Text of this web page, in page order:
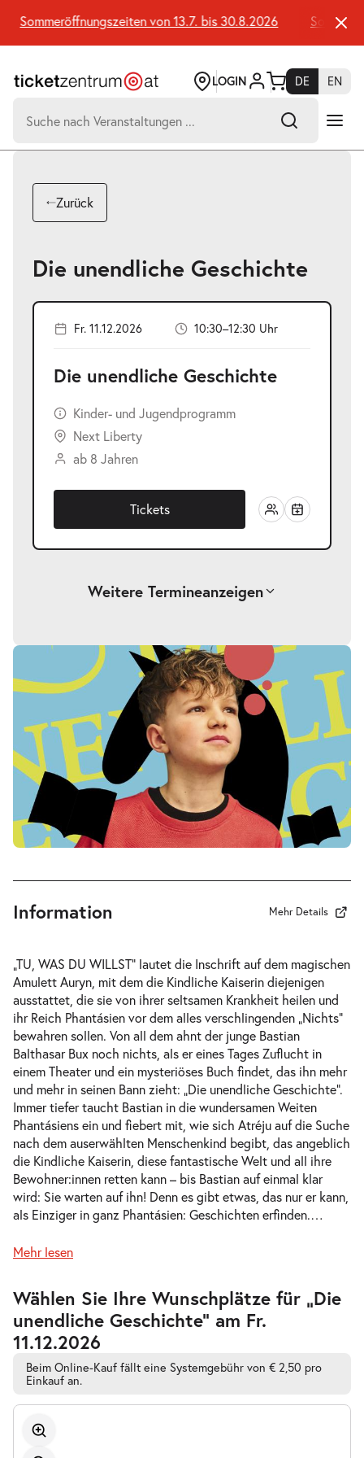
Seiteninhalt
springen
Sommeröffnungszeiten von 13.7. bis 30.8.2026
LOGIN DE
EN
nach:
Suchtreffer:
Zurück
Die unendliche Geschichte
Fr. 11.12.2026 10:30–12:30 Uhr
Die unendliche Geschichte
Kinder- und Jugendprogramm
Next Liberty
ab 8 Jahren
Tickets
Weitere Termineanzeigen
Die unendliche Geschichte-
25.09.2026
Fr. 25.09.2026
17:00–19:00 Uhr
Tickets
Die unendliche Geschichte-
Fr.
02.10.2026
Fr. 02.10.2026
Tickets
Die unendliche Geschichte-
Fr.
02.10.2026
Fr. 02.10.2026
16:00–18:00 Uhr
Tickets
Die unendliche Geschichte-
Mi.
11.11.2026
Mi. 11.11.2026
10:30–12:30 Uhr
Tickets
Mi.
11.11.2026
Mi. 11.11.2026
16:00–18:00 Uhr
Tickets
Information Mehr Details
„TU, WAS DU WILLST“ lautet die Inschrift auf dem magischen
Amulett Auryn, mit dem die Kindliche Kaiserin diejenigen
ausstattet, die sie von ihrer seltsamen Krankheit heilen und
ihr Reich Phantásien vor dem alles verschlingenden „Nichts“
bewahren sollen. Von all dem ahnt der junge Bastian
Balthasar Bux noch nichts, als er eines Tages Zuflucht in
einem Theater und ein mysteriöses Buch findet, das ihn mehr
und mehr in seinen Bann zieht: „Die unendliche Geschichte“.
Immer tiefer taucht Bastian in die wundersamen Weiten
Phantásiens ein und fiebert mit, wie sich Atréju auf die Suche
nach dem auserwählten Menschenkind begibt, das angeblich
die Kindliche Kaiserin, diese fantastische Welt und all ihre
Bewohner:innen retten kann – bis Bastian auf einmal klar
wird: Sie warten auf ihn! Denn es gibt etwas, das nur er kann,
als Einziger in ganz Phantásien: Geschichten erfinden.…
Mehr lesen
Wählen Sie Ihre Wunschplätze für „Die
unendliche Geschichte” am Fr.
11.12.2026
Beim Online-Kauf fällt eine Systemgebühr von € 2,50 pro
Einkauf an.
Zur
barrierefreien
automatischen
Bestplatzwahl